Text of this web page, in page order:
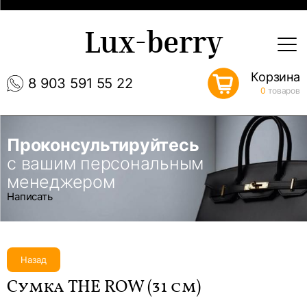
8 903 591 55 22
Lux-berry
Корзина
0 товаров
Проконсультируйтесь
с вашим персональным
менеджером
Написать
Назад
Сумка THE ROW (31 см)